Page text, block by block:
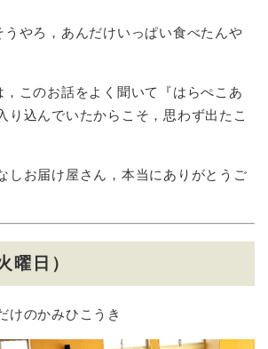
やろ，あんだけいっぱい食べたんや
このお話をよく聞いて『はらぺこあ
り込んでいたからこそ，思わず出たこ
しお届け屋さん，本当にありがとうご
曜日）
けのかみひこうき